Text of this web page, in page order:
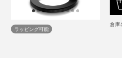
ド」の大きな違いは、底部に
しているところ。
《ケースをつけたままの使用
※MagSafe対応ケースであれば、問題な
※MagSafe非対応ケースで分厚いケース
ラッピング可能
倉庫